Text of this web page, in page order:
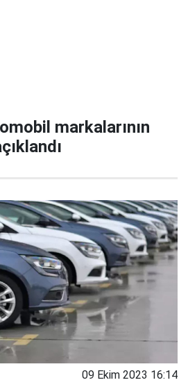
markalarının
09 Ekim 2023 16:14